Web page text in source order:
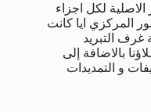
الاصلية لكل اجزاء
المركزي ايا كانت
غرف التبريد
بالاضافة إلى
و التمديدات